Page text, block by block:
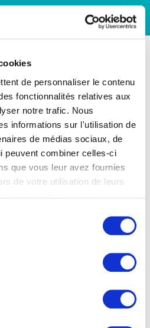
de personnaliser le contenu
fonctionnalités relatives aux
notre trafic. Nous
informations sur l'utilisation de
de médias sociaux, de
peuvent combiner celles-ci
que vous leur avez fournies
de votre utilisation de leurs